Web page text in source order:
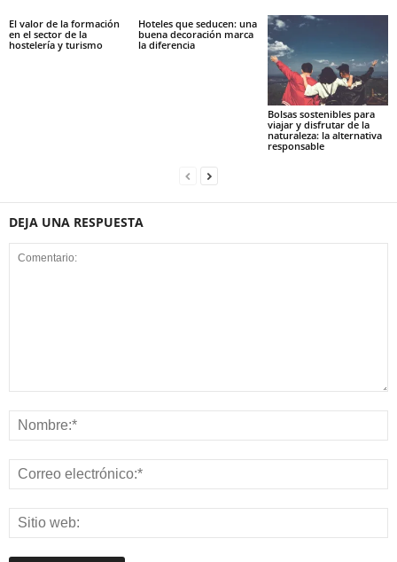
El valor de la formación
en el sector de la
hostelería y turismo
Hoteles que seducen: una
buena decoración marca
la diferencia
Bolsas sostenibles para
viajar y disfrutar de la
naturaleza: la alternativa
responsable
DEJA UNA RESPUESTA